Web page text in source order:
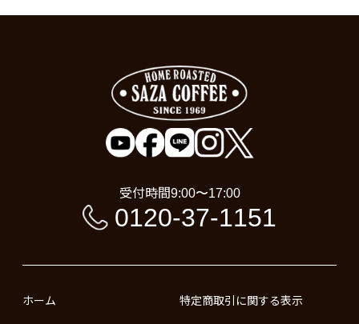
受付時間9:00〜17:00
0120-37-1151
ホーム 特定商取引に関する表示